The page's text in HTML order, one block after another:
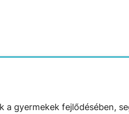
gyermekek fejlődésében,